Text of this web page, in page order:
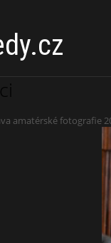
amatérské fotografie